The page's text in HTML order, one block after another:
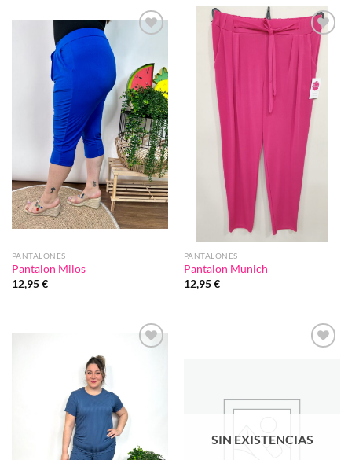
lista de
deseos
PANTALONES
Pantalon Milos
12,95€
Añadir
a la
lista de
deseos
PANTALONES
Pantalon Munich
12,95€
SIN EXISTENCIAS